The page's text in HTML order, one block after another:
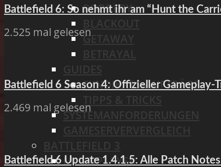
ROBBERY
GETAWAY
SYNDIKATS-AUFTRÄGE
SYSTEMANFORDERUNGEN
MULTIPLAYER
Battlefield 6: So nehmt ihr am “Hunt the
2.525 mal gelesen
Battlefield 6 Season 4: Offizieller
2.469 mal gelesen
Battlefield 6 Update 1.4.1.5: Alle Patch